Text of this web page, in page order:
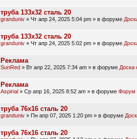
труба 133х32 сталь 20
granduniv » Чт апр 24, 2025 5:04 pm » в форуме
труба 133х32 сталь 20
granduniv » Чт апр 24, 2025 5:02 pm » в форуме
Реклама
SunRed » Вт апр 22, 2025 7:34 am » в форуме Доска
Реклама
Aspirial » Ср апр 16, 2025 8:52 am » в форуме Форум
труба 76х16 сталь 20
granduniv » Пн апр 07, 2025 1:20 pm » в форуме
труба 76х16 сталь 20